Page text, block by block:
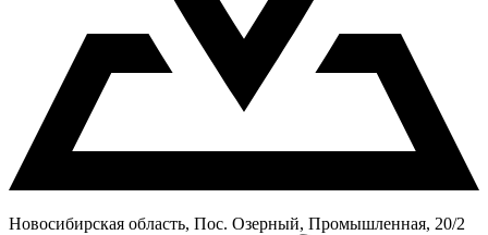
Новосибирская область, Пос. Озерный, Промышленная, 20/2